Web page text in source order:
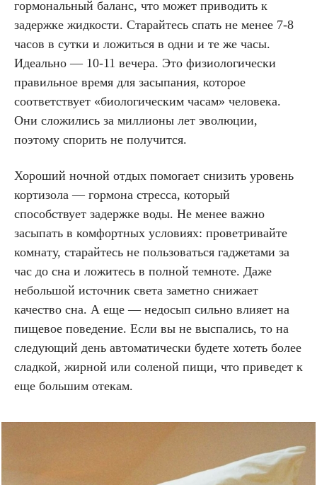
гормональный баланс, что может приводить к
задержке жидкости. Старайтесь спать не менее 7-8
часов в сутки и ложиться в одни и те же часы.
Идеально — 10-11 вечера. Это физиологически
правильное время для засыпания, которое
соответствует «биологическим часам» человека.
Они сложились за миллионы лет эволюции,
поэтому спорить не получится.
Хороший ночной отдых помогает снизить уровень
кортизола — гормона стресса, который
способствует задержке воды. Не менее важно
засыпать в комфортных условиях: проветривайте
комнату, старайтесь не пользоваться гаджетами за
час до сна и ложитесь в полной темноте. Даже
небольшой источник света заметно снижает
качество сна. А еще — недосып сильно влияет на
пищевое поведение. Если вы не выспались, то на
следующий день автоматически будете хотеть более
сладкой, жирной или соленой пищи, что приведет к
еще большим отекам.